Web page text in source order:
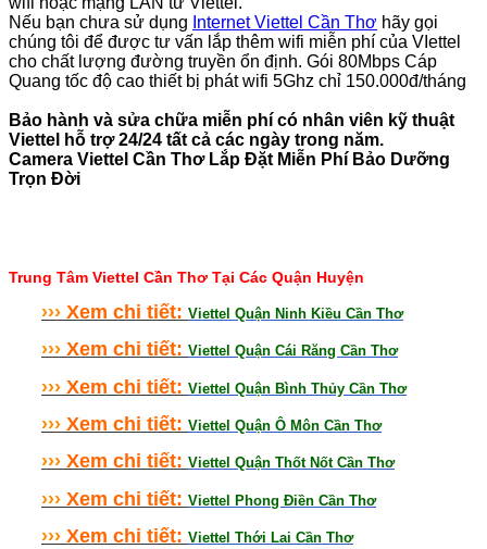
Nếu bạn chưa sử dụng Internet Viettel Cần Thơ hãy gọi
chúng tôi để được tư vấn lắp thêm wifi miễn phí của VIettel
cho chất lượng đường truyền ổn định. Gói 80Mbps Cáp
Quang tốc độ cao thiết bị phát wifi 5Ghz chỉ 150.000đ/tháng
Bảo hành và sửa chữa miễn phí có nhân viên kỹ thuật
Viettel hỗ trợ 24/24 tất cả các ngày trong năm.
Camera Viettel Cần Thơ Lắp Đặt Miễn Phí Bảo Dưỡng
Trọn Đời
Trung Tâm Viettel Cần Thơ Tại Các Quận Huyện
››› Xem chi tiết: Viettel Quận Ninh Kiều Cần Thơ
››› Xem chi tiết: Viettel Quận Cái Răng Cần Thơ
››› Xem chi tiết: Viettel Quận Bình Thủy Cần Thơ
››› Xem chi tiết: Viettel Quận Ô Môn Cần Thơ
››› Xem chi tiết: Viettel Quận Thốt Nốt Cần Thơ
››› Xem chi tiết: Viettel Phong Điền Cần Thơ
››› Xem chi tiết: Viettel Thới Lai Cần Thơ